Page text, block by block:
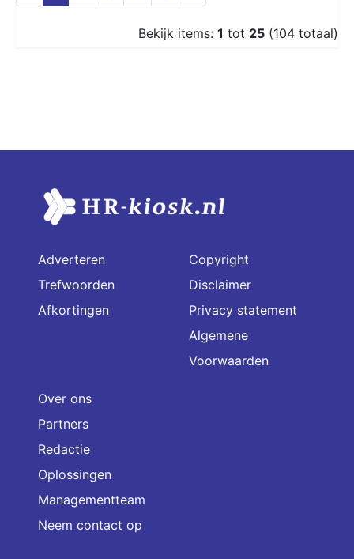
Bekijk items: 1 tot 25 (104 totaal)
Adverteren
Trefwoorden
Afkortingen
Copyright
Disclaimer
Privacy statement
Algemene
Voorwaarden
Over ons
Partners
Redactie
Oplossingen
Managementteam
Neem contact op